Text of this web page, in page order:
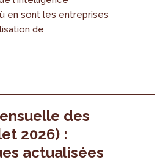
en sont les entreprises
de
des
2026) :
actualisées